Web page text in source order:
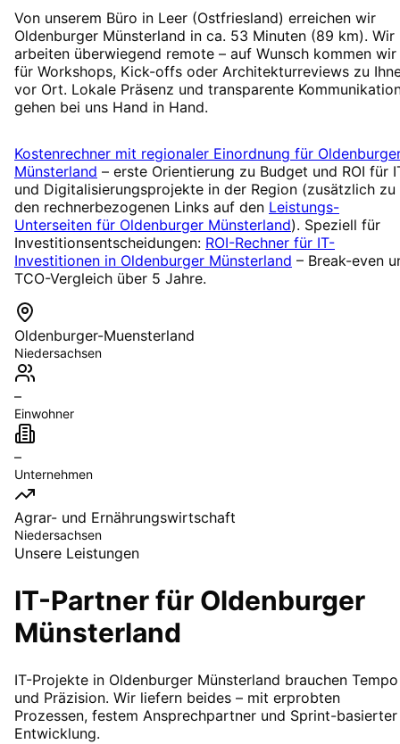
Von unserem Büro in Leer (Ostfriesland) erreichen wir
Oldenburger Münsterland in ca. 53 Minuten (89 km). Wir
arbeiten überwiegend remote – auf Wunsch kommen wir
für Workshops, Kick-offs oder Architekturreviews zu
vor Ort. Lokale Präsenz und transparente
gehen bei uns Hand in Hand.
Kostenrechner mit regionaler Einordnung für
Münsterland – erste Orientierung zu Budget und ROI für
und Digitalisierungsprojekte in der Region (zusätzlich zu
den rechnerbezogenen Links auf den Leistungs-
Unterseiten für Oldenburger Münsterland). Speziell für
Investitionsentscheidungen: ROI-Rechner für IT-
Investitionen in Oldenburger Münsterland – Break-even
TCO-Vergleich über 5 Jahre.
Oldenburger-Muensterland
Niedersachsen
–
Einwohner
–
Unternehmen
Agrar- und Ernährungswirtschaft
Niedersachsen
Unsere Leistungen
IT-Partner für Oldenburger
Münsterland
IT-Projekte in Oldenburger Münsterland brauchen Tempo
und Präzision. Wir liefern beides – mit erprobten
Prozessen, festem Ansprechpartner und Sprint-basierter
Entwicklung.